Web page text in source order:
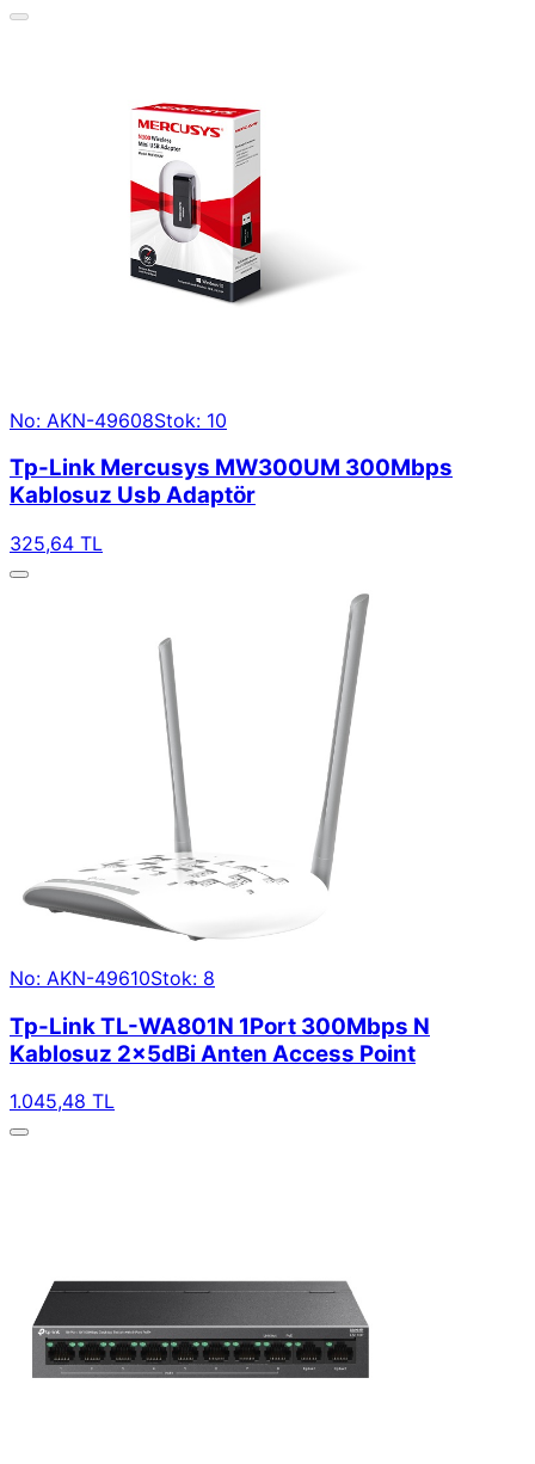
No: AKN-49608Stok: 10
Tp-Link Mercusys MW300UM 300Mbps
Kablosuz Usb Adaptör
325,64 TL
No: AKN-49610Stok: 8
Tp-Link TL-WA801N 1Port 300Mbps N
Kablosuz 2x5dBi Anten Access Point
1.045,48 TL